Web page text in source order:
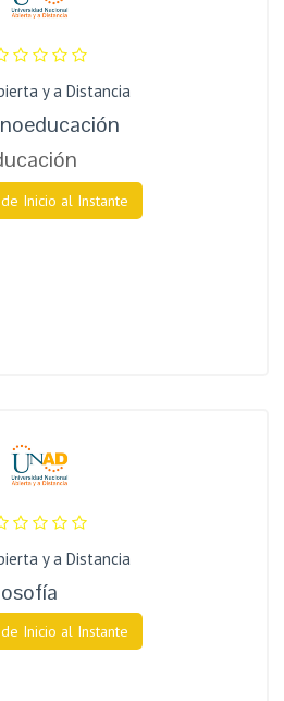
y a Distancia
Inicio al Instante
y a Distancia
Inicio al Instante